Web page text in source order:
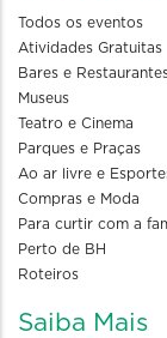
Todos os eventos
Atividades Gratuitas
Bares e
Museus
Teatro e Cinema
Parques e Praças
Ao ar livre e
Compras e Moda
Para curtir com a
Perto de BH
Roteiros
Saiba Mais